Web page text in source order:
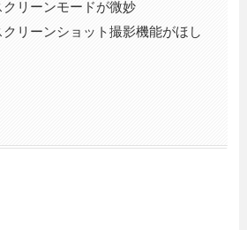
クリーンモードが微妙
リーンショット撮影機能がほし